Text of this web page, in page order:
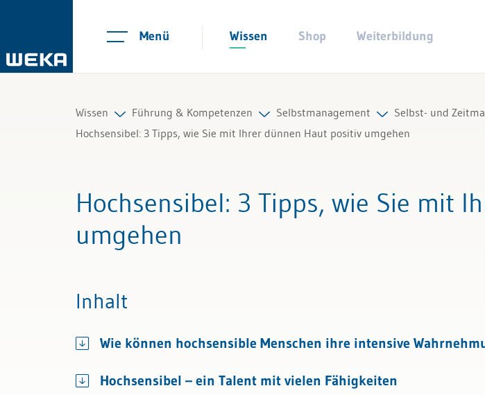
Menü Wissen Shop Weiterbildung
Wissen
Management
Führung & Kompetenzen
Recht
Bau & Immobilien
Führung & Kompetenzen
Selbstmanagement
Kommunikation und Auftritt
Selbstmanagement
Selbst- und Zeitmanagement
Selbst- und
Alle Arbeitshilfen
Hochsensibel: 3 Tipps, wie Sie mit Ihrer dünnen Haut positiv umgehen
Hochsensibel: 3 Tipps, wie Sie mit
umgehen
Inhalt
Wie können hochsensible Menschen ihre intensive
Hochsensibel – ein Talent mit vielen Fähigkeiten